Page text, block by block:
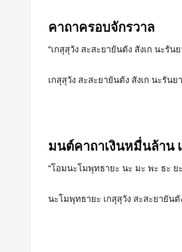
คาถาครอบจักรวาล
“เกสุสุวัง สะสะยายันตัง สังเก นะรันย
เกสุสุวัง สะสะยายันตัง สังเก นะรันย
มนต์คาถาเงินหมื่นล้าน
“โอมนะโมพุทธายะ นะ มะ พะ ธะ ย
นะโมพุทธายะ เกสุสุวัง สะสะยายันตั